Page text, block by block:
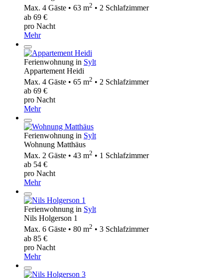
Max. 4 Gäste • 63 m2 • 2 Schlafzimmer
ab 69 €
pro Nacht
Mehr
Ferienwohnung in Sylt
Appartement Heidi
Max. 4 Gäste • 65 m2 • 2 Schlafzimmer
ab 69 €
pro Nacht
Mehr
Ferienwohnung in Sylt
Wohnung Matthäus
Max. 2 Gäste • 43 m2 • 1 Schlafzimmer
ab 54 €
pro Nacht
Mehr
Ferienwohnung in Sylt
Nils Holgerson 1
Max. 6 Gäste • 80 m2 • 3 Schlafzimmer
ab 85 €
pro Nacht
Mehr